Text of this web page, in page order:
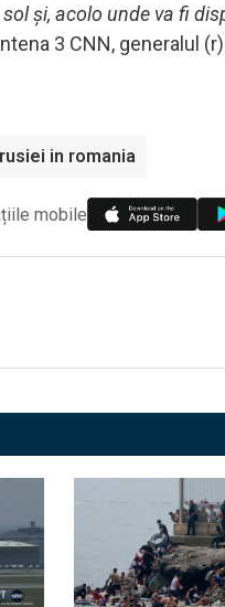
și, acolo unde va fi
3 CNN, generalul
in romania
mobile